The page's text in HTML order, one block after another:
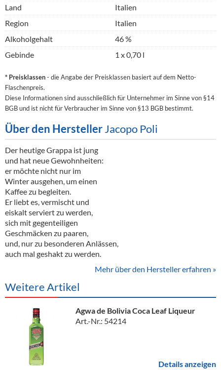
Land
Italien
Region
Italien
Alkoholgehalt
46 %
Gebinde
1 x 0,70 l
* Preisklassen- die Angabe der Preisklassen basiert auf dem Netto-
Flaschenpreis.
Diese Informationen sind ausschließlich für Unternehmer im Sinne von §14
BGB und ist nicht für Verbraucher im Sinne von §13 BGB bestimmt.
Über den HerstellerJacopo Poli
Der heutige Grappa ist jung
und hat neue Gewohnheiten:
er möchte nicht nur im
Winter ausgehen, um einen
Kaffee zu begleiten.
Er liebt es, vermischt und
eiskalt serviert zu werden,
sich mit gegenteiligen
Geschmäcken zu paaren,
und, nur zu besonderen Anlässen,
auch mal geshakt zu werden.
Mehr über den Hersteller erfahren »
Weitere Artikel
Agwa de Bolivia Coca Leaf Liqueur
Art.-Nr.: 54214
Details anzeigen